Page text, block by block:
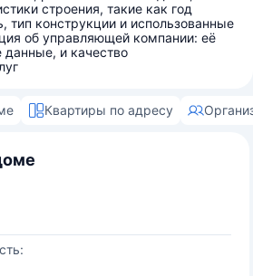
строения, такие как год
тип конструкции и использованные
об управляющей компании: её
данные, и качество
Квартиры по адресу